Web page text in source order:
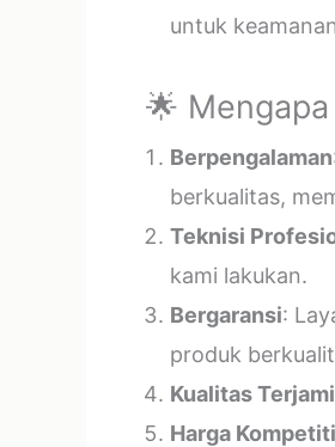
untuk
🌟
Berpengalaman
berkualitas,
Teknisi
kami lakukan.
Bergaransi:
produk
Kualitas
Harga